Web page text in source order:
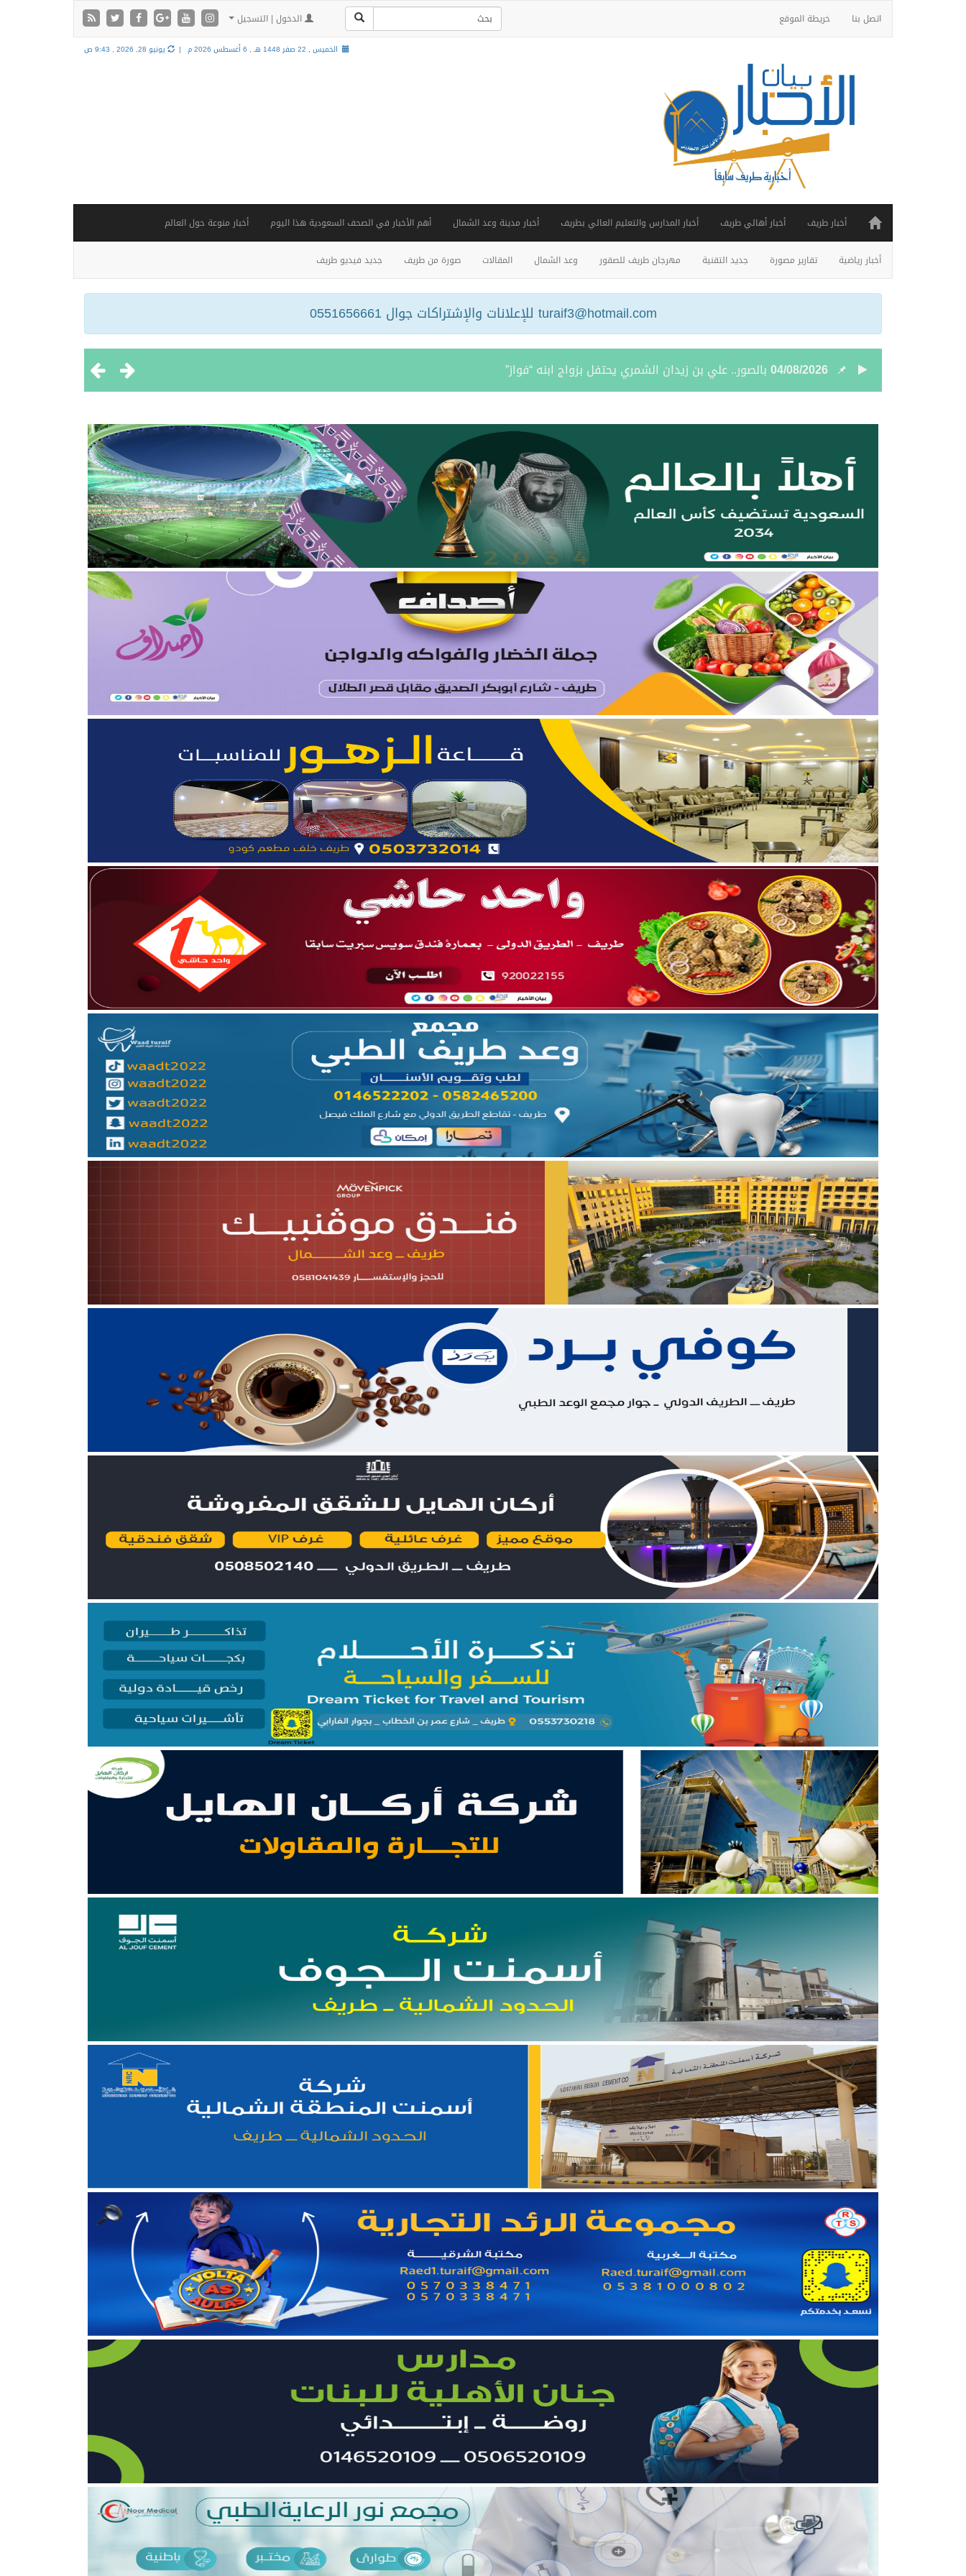
اتصل بنا خريطة الموقع الدخول | التسجيل
الخميس , 22 صفر 1448 هـ , 6 أغسطس 2026 م | يونيو 28, 2026 , 9:43 ص
أخبار طريف أخبار أهالي طريف أخبار المدارس والتعليم العالي بطريف أخبار مدينة وعد الشمال أهم الأخبار في الصحف السعودية هذا اليوم أخبار منوعة حول العالم
أخبار رياضية تقارير مصورة جديد التقنية مهرجان طريف للصقور وعد الشمال المقالات صورة من طريف جديد فيديو طريف
turaif3@hotmail.com للإعلانات والإشتراكات جوال 0551656661
04/08/2026 بالصور.. علي بن زيدان الشمري يحتفل بزواج ابنه “فواز”
04/08/2026
تعيين الأستاذ ياسر بن حامد بن مدوح الحازمي عضوًا في مجلس منطقة الحدود الشمالية
أمر سامٍ بتعيين حميد بن مران الرويلي عضوًا في مجلس منطقة الحدود الشمالية
04/08/2026نائب أمير الحدود الشمالية يطّلع على تقرير فرع صندوق تنمية الموارد البشرية بالمنطقة لعام 2025
04/08/2026
برعاية أمير الحدود الشمالية.. نائب أمير المنطقة يدشّن فعاليات “صيفنا شمالي 2026”
03/08/2026جمعية مجيد لتحفيظ القرآن بطريف تعلن إحصائية الأسبوع الرابع من الدورة الصيفية “ربيع القلوب”
05/08/2026بالفيديو والصور .. نادي أيتام طريف ينظم برنامجًا قيميًا عن التعاون والعمل الجماعي
05/08/2026نائب أمير الحدود الشمالية يستقبل مدير فرع وزارة الرياضة وأعضاء نادي المساعدية بمناسبة تحقيق بطولتين إقليميتين
05/08/2026جمعية “ثروة” وغرفة الحدود الشمالية توقعان اتفاقية تعاون لتعزيز الاستثمار وتنمية قطاع الثروة الحيوانية